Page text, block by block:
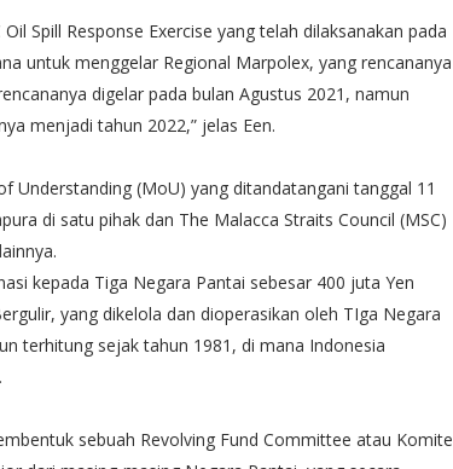
Spill Response Exercise yang telah dilaksanakan pada
untuk menggelar Regional Marpolex, yang rencananya
digelar pada bulan Agustus 2021, namun
menjadi tahun 2022,” jelas Een.
Understanding (MoU) yang ditandatangani tanggal 11
di satu pihak dan The Malacca Straits Council (MSC)
kepada Tiga Negara Pantai sebesar 400 juta Yen
yang dikelola dan dioperasikan oleh TIga Negara
terhitung sejak tahun 1981, di mana Indonesia
sebuah Revolving Fund Committee atau Komite